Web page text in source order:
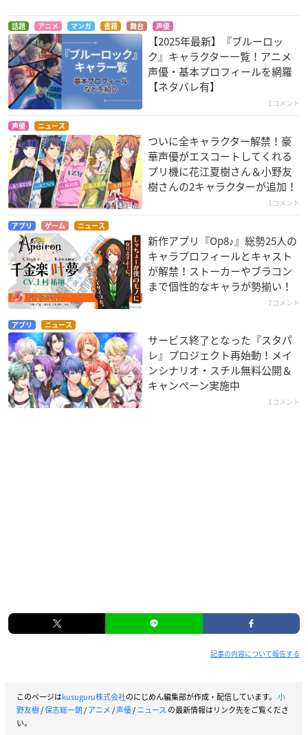
話題 アニメ マンガ 書籍 舞台 声優
【2025年最新】『ブルーロッ
ク』キャラクター一覧！アニメ
声優・基本プロフィールを網羅
【ネタバレ有】
1コメント
声優 ニュース
ついに全キャラクター解禁！豪
華声優がエスコートしてくれる
プリ機に花江夏樹さん＆小野友
樹さんの2キャラクターが追加！
1コメント
アプリ ゲーム ニュース
新作アプリ『Op8♪』総勢25人の
キャラプロフィールとキャスト
が解禁！ストーカーやブラコン
まで個性的なキャラが勢揃い！
2コメント
アプリ ニュース
サービス終了となった『スタパ
レ』プロジェクト再始動！メイ
ンシナリオ・スチル無料公開＆
キャンペーン実施中
1コメント
記事の内容について報告する
このページはkusuguru株式会社のにじめん編集部が作成・配信しています。 小
野友樹/保志総一朗/アニメ/声優/ニュース の最新情報はリンク先をご覧くださ
い。